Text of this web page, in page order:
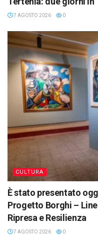
7 AGOSTO 2026 0
CULTURA
È stato presentato
Progetto Borghi –
Ripresa e Resilienza
7 AGOSTO 2026 0